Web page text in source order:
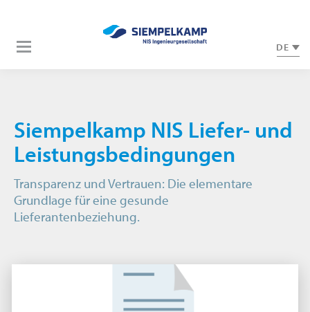
DE
Siempelkamp NIS Liefer- und
Leistungsbedingungen
Transparenz und Vertrauen: Die elementare
Grundlage für eine gesunde
Lieferantenbeziehung.